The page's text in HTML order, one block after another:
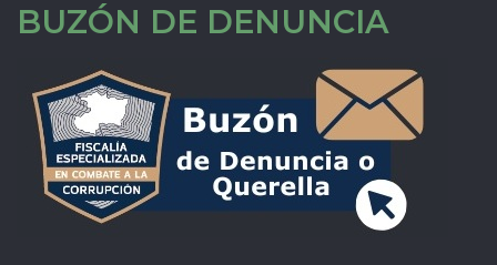
BUZÓN DE DENUNCIA